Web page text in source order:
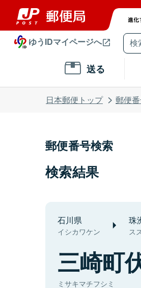
ゆうIDマイページへ
送る
日本郵便トップ 郵便
郵便番号検索
検索結果
石川県
イシカワケン
珠
ス
三崎町
ミサキマチフシミ